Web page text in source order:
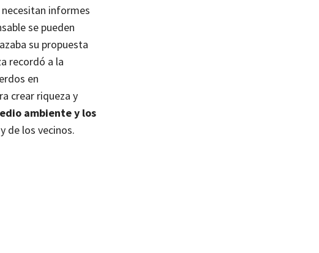
informes
se pueden
su propuesta
recordó a la
en
crear riqueza y
ambiente y los
de los vecinos.